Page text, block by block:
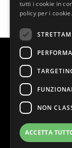
tutti i cookie in
policy per i cookie.
NON
ACCETTA